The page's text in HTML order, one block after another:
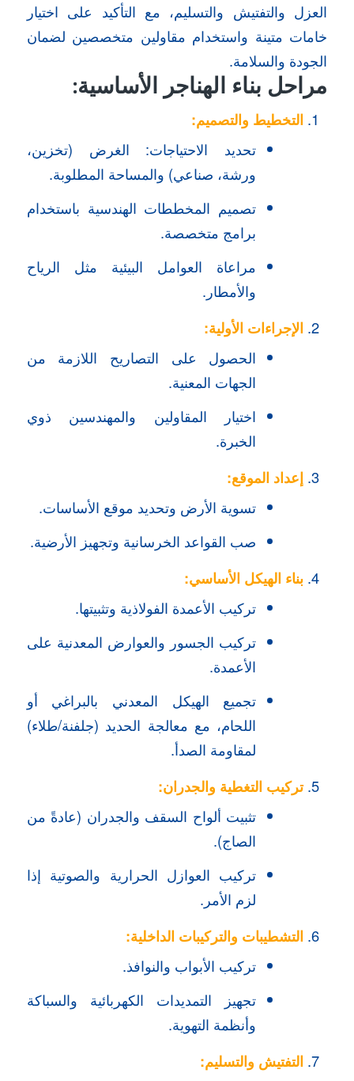
العزل والتفتيش والتسليم، مع التأكيد على اختيار
خامات متينة واستخدام مقاولين متخصصين لضمان
الجودة والسلامة.
مراحل بناء الهناجر الأساسية:
التخطيط والتصميم:
تحديد الاحتياجات: الغرض (تخزين،
ورشة، صناعي) والمساحة المطلوبة.
تصميم المخططات الهندسية باستخدام
برامج متخصصة.
مراعاة العوامل البيئية مثل الرياح
والأمطار.
الإجراءات الأولية:
الحصول على التصاريح اللازمة من
الجهات المعنية.
اختيار المقاولين والمهندسين ذوي
الخبرة.
إعداد الموقع:
تسوية الأرض وتحديد موقع الأساسات.
صب القواعد الخرسانية وتجهيز الأرضية.
بناء الهيكل الأساسي:
تركيب الأعمدة الفولاذية وتثبيتها.
تركيب الجسور والعوارض المعدنية على
الأعمدة.
تجميع الهيكل المعدني بالبراغي أو
اللحام، مع معالجة الحديد (جلفنة/طلاء)
لمقاومة الصدأ.
تركيب التغطية والجدران:
تثبيت ألواح السقف والجدران (عادةً من
الصاج).
تركيب العوازل الحرارية والصوتية إذا
لزم الأمر.
التشطيبات والتركيبات الداخلية:
تركيب الأبواب والنوافذ.
تجهيز التمديدات الكهربائية والسباكة
وأنظمة التهوية.
التفتيش والتسليم: